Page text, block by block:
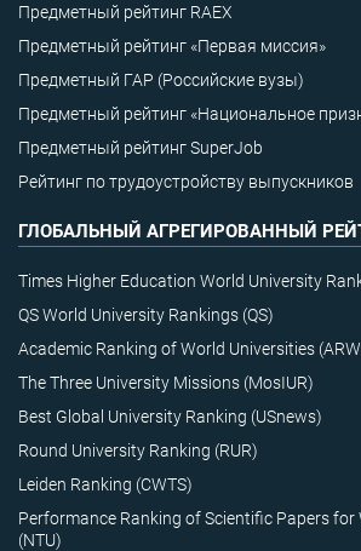
Предметный рейтинг RAEX
Предметный рейтинг «Первая миссия»
Предметный ГАР (Российские вузы)
Предметный рейтинг «Национальное
Предметный рейтинг SuperJob
Рейтинг по трудоустройству выпускников
ГЛОБАЛЬНЫЙ АГРЕГИРОВАННЫЙ
Times Higher Education World University
QS World University Rankings (QS)
Academic Ranking of World Universities
The Three University Missions (MosIUR)
Best Global University Ranking (USnews)
Round University Ranking (RUR)
Leiden Ranking (CWTS)
Performance Ranking of Scientific Papers for
(NTU)